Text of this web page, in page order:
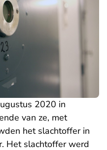
2020 in
van ze, met
het slachtoffer in
Het slachtoffer werd